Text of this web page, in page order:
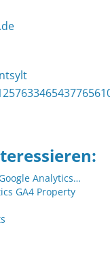
Analytics…
GA4 Property